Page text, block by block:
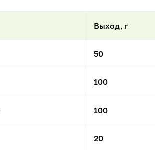
Выход, г
50
100
100
20